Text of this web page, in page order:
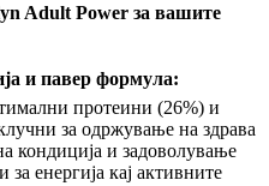
Adult Power за вашите
и павер формула:
протеини (26%) и
за одржување на здрава
кондиција и задоволување
енергија кај активните